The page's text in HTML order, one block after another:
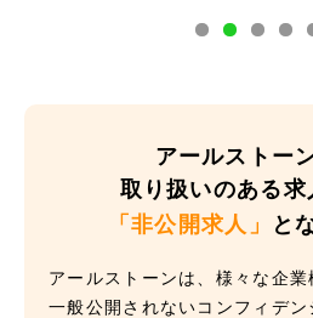
アールストー
取り扱いのある
「非公開求人」
と
アールストーンは、様々な企
一般公開されないコンフィデン